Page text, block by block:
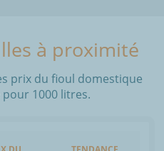
à proximité
prix du fioul domestique
1000 litres.